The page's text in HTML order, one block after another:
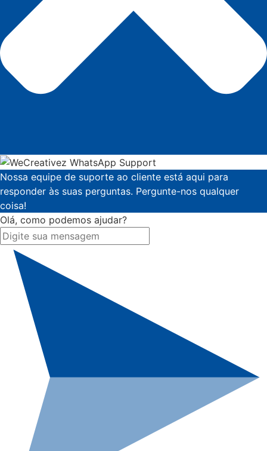
Nossa equipe de suporte ao cliente está aqui para
responder às suas perguntas. Pergunte-nos qualquer
coisa!
Olá, como podemos ajudar?